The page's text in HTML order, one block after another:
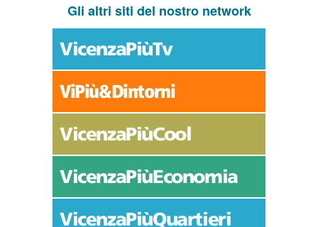
Gli altri siti del nostro network